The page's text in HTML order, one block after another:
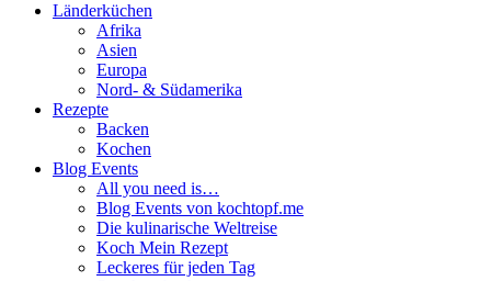
Länderküchen
Afrika
Asien
Europa
Nord- & Südamerika
Rezepte
Backen
Kochen
Blog Events
All you need is…
Blog Events von kochtopf.me
Die kulinarische Weltreise
Koch Mein Rezept
Leckeres für jeden Tag